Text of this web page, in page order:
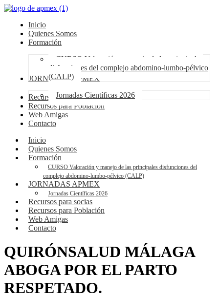
Inicio
Quienes Somos
Formación
CURSO Valoración y manejo de las principales
disfunciones del complejo abdomino-lumbo-pélvico
(CALP)
JORNADAS APMEX
Jornadas Científicas 2026
Recursos para socias
Recursos para Población
Web Amigas
Contacto
Inicio
Quienes Somos
Formación
CURSO Valoración y manejo de las principales disfunciones del
complejo abdomino-lumbo-pélvico (CALP)
JORNADAS APMEX
Jornadas Científicas 2026
Recursos para socias
Recursos para Población
Web Amigas
Contacto
QUIRÓNSALUD MÁLAGA
ABOGA POR EL PARTO
RESPETADO.